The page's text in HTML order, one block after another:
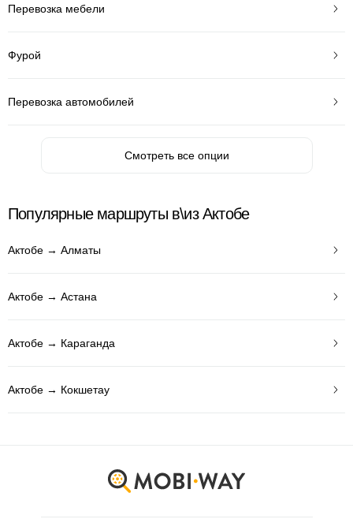
Перевозка мебели
Фурой
Перевозка автомобилей
Смотреть все опции
Популярные маршруты в\из Актобе
Актобе → Алматы
Актобе → Астана
Актобе → Караганда
Актобе → Кокшетау